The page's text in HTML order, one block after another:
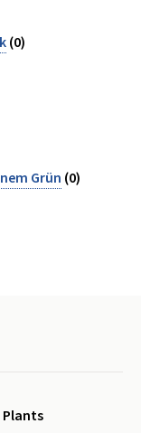
(0)
Grün (0)
Plants